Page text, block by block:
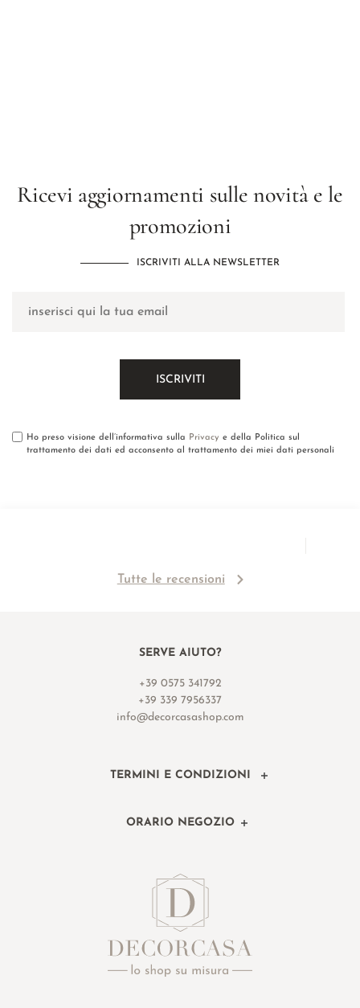
Ricevi aggiornamenti sulle novità e le
promozioni
ISCRIVITI ALLA NEWSLETTER
Ho preso visione dell’informativa sulla Privacy e della Politica sul
trattamento dei dati ed acconsento al trattamento dei miei dati personali
Tutte le recensioni
SERVE AIUTO?
+39 0575 341792
+39 339 7956337
info@decorcasashop.com
TERMINI E CONDIZIONI
ORARIO NEGOZIO